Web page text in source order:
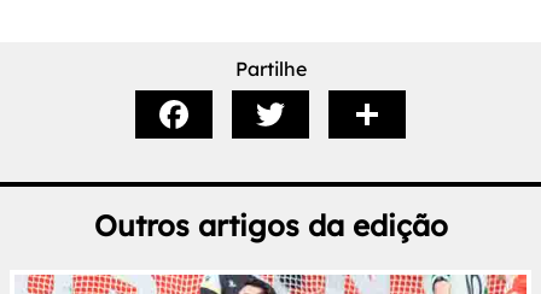
Partilhe
Outros artigos da edição